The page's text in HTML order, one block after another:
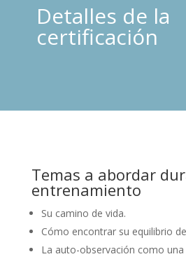
Detalles de la
certificación
Temas a abordar
entrenamiento
Su camino de vida.
Cómo encontrar su equilibrio
La auto-observación como